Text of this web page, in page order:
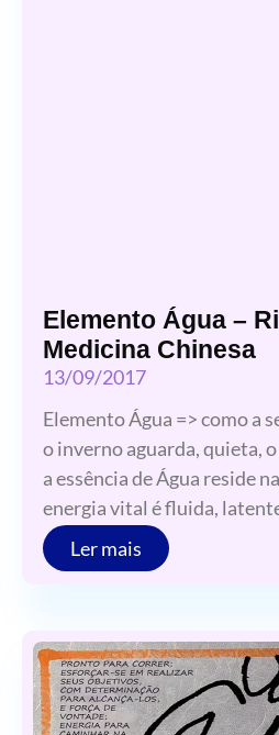
Elemento Água –
Medicina Chinesa
13/09/2017
Elemento Água => como a
o inverno aguarda, quieta,
a essência de Água reside
energia vital é fluida,
Ler mais